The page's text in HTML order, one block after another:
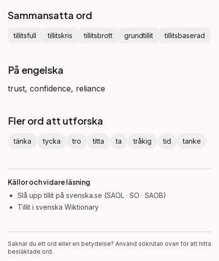
Sammansatta ord
tillitsfull tillitskris tillitsbrott grundtillit tillitsbaserad
På engelska
trust, confidence, reliance
Fler ord att utforska
tänka tycka tro titta ta tråkig tid tanke
Källor och vidare läsning
Slå upptillit på svenska.se (SAOL · SO · SAOB)
Tillit i svenska Wiktionary
Saknar du ett ord eller en betydelse? Använd sökrutan ovan för att hitta
besläktade ord.